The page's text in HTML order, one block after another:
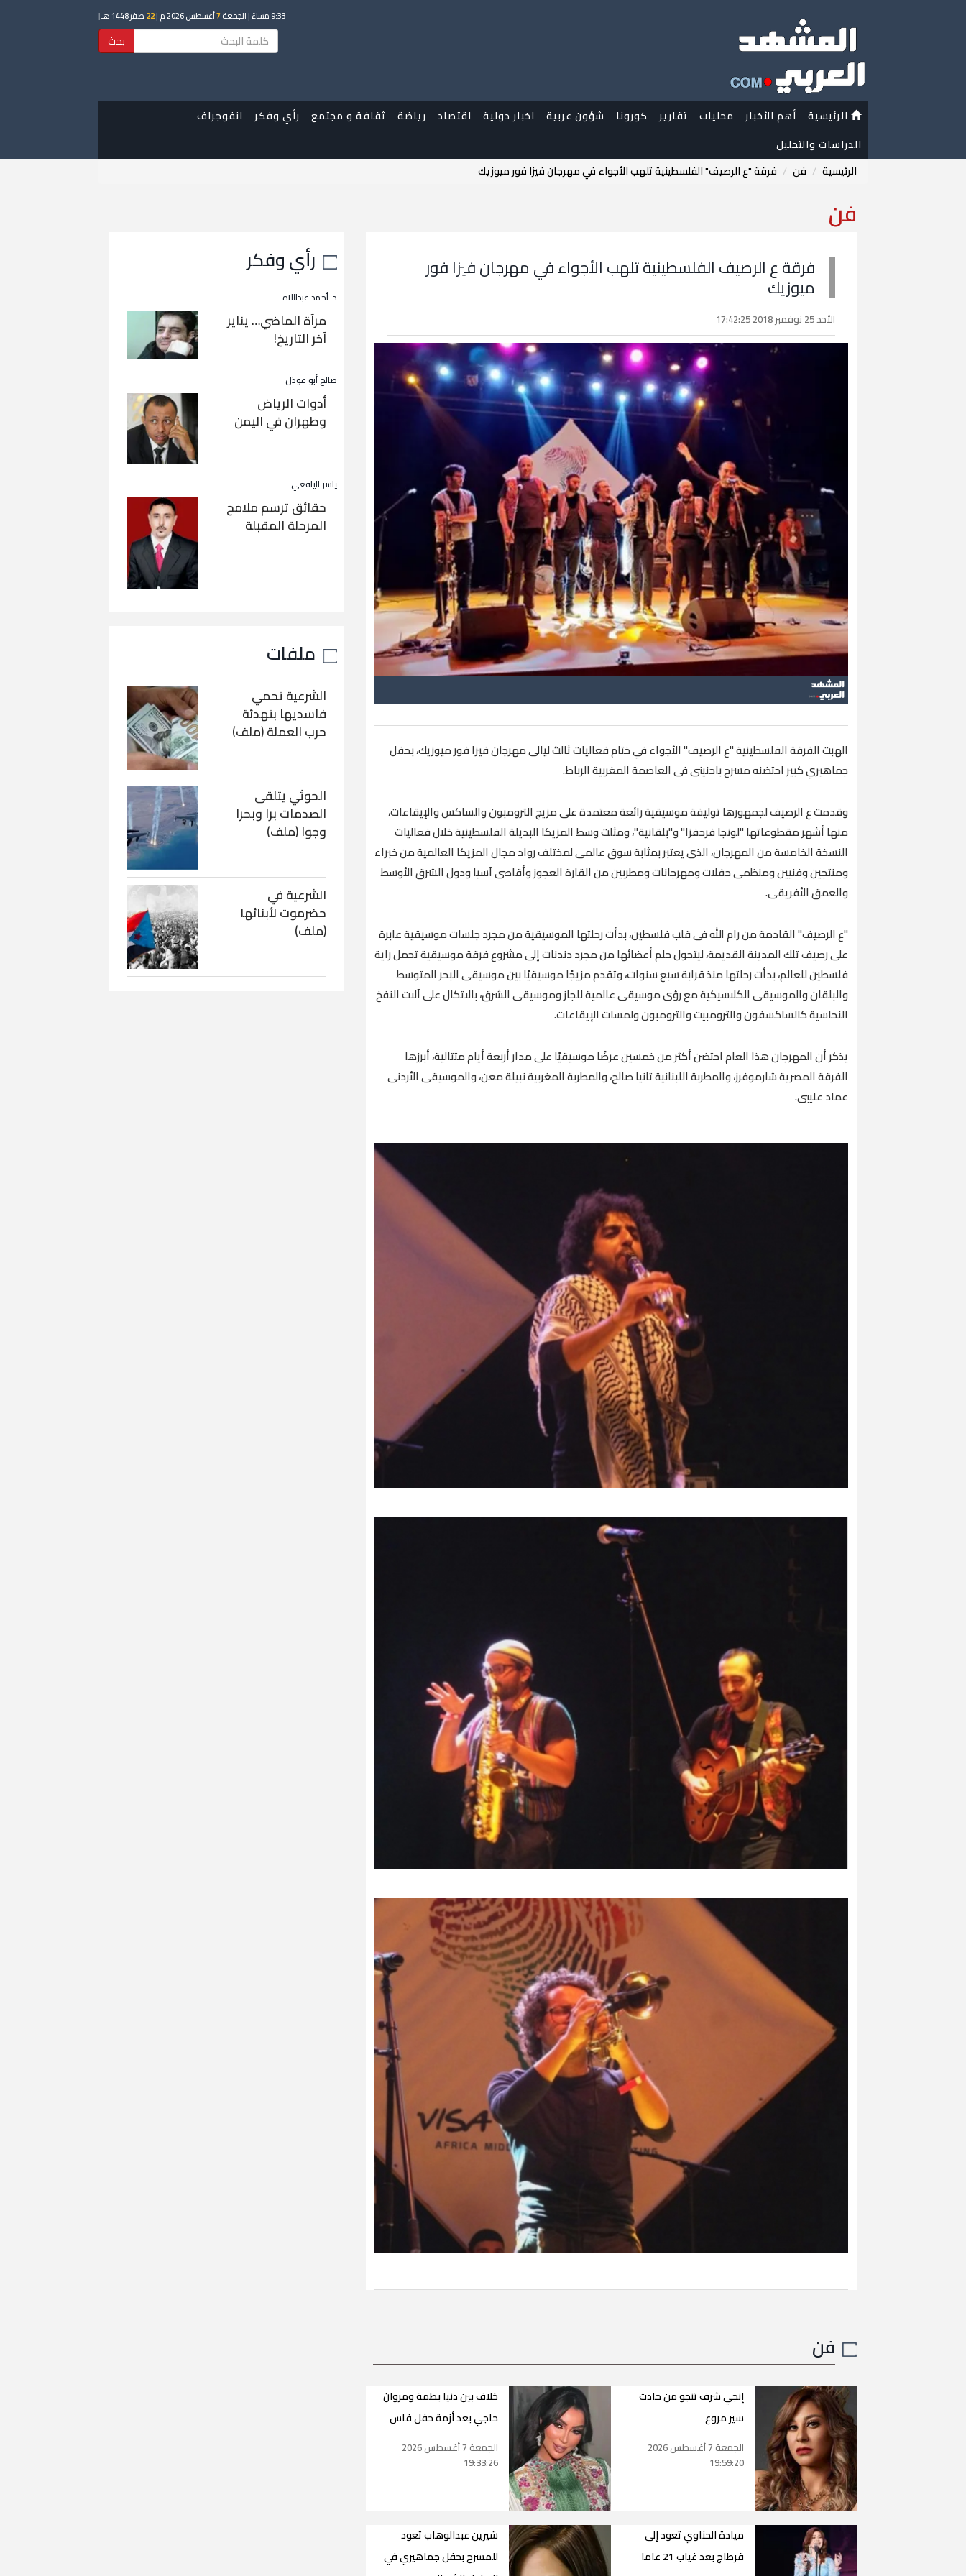
9:33 مساءً | الجمعة7أغسطس 2026 م | 22 صفر 1448 هـ |
بحث
الرئيسية أهم الأخبار محليات تقارير كورونا شؤون عربية اخبار دولية اقتصاد رياضة ثقافة و مجتمع رأي وفكر
انفوجراف
الدراسات والتحليل
الرئيسية
فن فرقة "ع الرصيف" الفلسطينية تلهب الأجواء في مهرجان فيزا فور ميوزيك
فن
فرقة ع الرصيف الفلسطينية تلهب الأجواء في مهرجان فيزا فور
ميوزيك
الأحد 25 نوفمبر 2018 17:42:25
الهبت الفرقة الفلسطينية "ع الرصيف" الأجواء في ختام فعاليات ثالث ليالى مهرجان فيزا فور ميوزيك، بحفل
جماهيري كبير احتضنه مسرح باحنينى فى العاصمة المغربية الرباط.
وقدمت ع الرصيف لجمهورها توليفة موسيقية رائعة معتمدة على مزيج الترومبون والساكس والإيقاعات،
منها أشهر مقطوعاتها "لونجا فرحفزا" و"بلقانية"، ومثلت وسط المزيكا البديلة الفلسطينية خلال فعاليات
النسخة الخامسة من المهرجان، الذى يعتبر بمثابة سوق عالمى لمختلف رواد مجال المزيكا العالمية من خبراء
ومنتجين وفنيين ومنظمى حفلات ومهرجانات ومطربين من القارة العجوز وأقاصى آسيا ودول الشرق الأوسط
والعمق الأفريقى.
"ع الرصيف" القادمة من رام الله فى قلب فلسطين، بدأت رحلتها الموسيقية من مجرد جلسات موسيقية عابرة
على رصيف تلك المدينة القديمة، ليتحول حلم أعضائها من مجرد دندنات إلى مشروع فرقة موسيقية تحمل راية
فلسطين للعالم، بدأت رحلتها منذ قرابة سبع سنوات، وتقدم مزيجًا موسيقيًا بين موسيقى البحر المتوسط
والبلقان والموسيقى الكلاسيكية مع رؤى موسيقى عالمية للجاز وموسيقى الشرق، بالاتكال على آلات النفخ
النحاسية كالساكسفون والترومبيت والترومبون ولمسات الإيقاعات.
يذكر أن المهرجان هذا العام احتضن أكثر من خمسين عرضًا موسيقيًا على مدار أربعة أيام متتالية، أبرزها
الفرقة المصرية شارموفرز، والمطربة اللبنانية تانيا صالح، والمطربة المغربية نبيلة معن، والموسيقى الأردنى
عماد عليبى.
فن
إنجي شرف تنجو من حادث
سير مروع
الجمعة 7 أغسطس 2026
19:59:20
خلاف بين دنيا بطمة ومروان
حاجي بعد أزمة حفل فاس
الجمعة 7 أغسطس 2026
19:33:26
ميادة الحناوي تعود إلى
قرطاج بعد غياب 21 عاما
شيرين عبدالوهاب تعود
للمسرح بحفل جماهيري في
رأي وفكر
د. أحمد عبداللاه
مرآة الماضي… يناير
آخر التاريخ!
صالح أبو عوذل
أدوات الرياض
وطهران في اليمن
ياسر اليافعي
حقائق ترسم ملامح
المرحلة المقبلة
ملفات
الشرعية تحمي
فاسديها بتهدئة
حرب العملة (ملف)
الحوثي يتلقى
الصدمات برا وبحرا
وجوا (ملف)
الشرعية في
حضرموت لأبنائها
(ملف)